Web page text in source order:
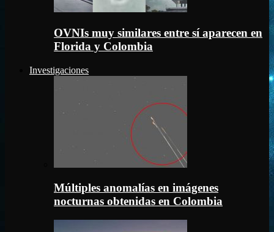
OVNIs muy similares entre sí aparecen en
Florida y Colombia
Investigaciones
Múltiples anomalías en imágenes
nocturnas obtenidas en Colombia